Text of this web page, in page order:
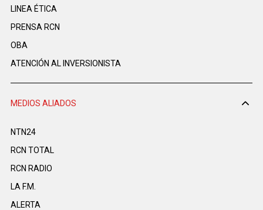
LINEA ÉTICA
PRENSA RCN
OBA
ATENCIÓN AL INVERSIONISTA
MEDIOS ALIADOS
NTN24
RCN TOTAL
RCN RADIO
LA F.M.
ALERTA